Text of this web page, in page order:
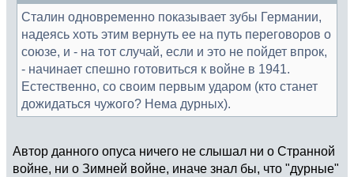
Сталин одновременно показывает зубы Германии,
надеясь хоть этим вернуть ее на путь переговоров о
союзе, и - на тот случай, если и это не пойдет впрок,
- начинает спешно готовиться к войне в 1941.
Естественно, со своим первым ударом (кто станет
дожидаться чужого? Нема дурных).
Автор данного опуса ничего не слышал ни о Странной
войне, ни о Зимней войне, иначе знал бы, что "дурные"